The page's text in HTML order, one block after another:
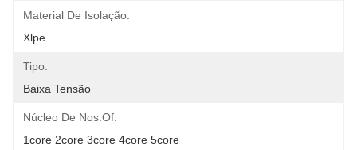
Material De Isolação:
Xlpe
Tipo:
Baixa Tensão
Núcleo De Nos.of:
1core 2core 3core 4core 5core